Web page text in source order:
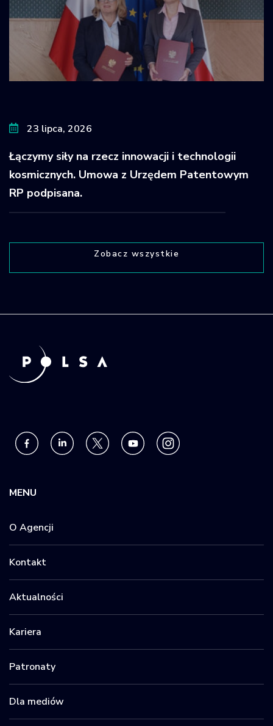
23 lipca, 2026
Łączymy siły na rzecz innowacji i technologii
kosmicznych. Umowa z Urzędem Patentowym
RP podpisana.
Zobacz wszystkie
MENU
O Agencji
Kontakt
Aktualności
Kariera
Patronaty
Dla mediów